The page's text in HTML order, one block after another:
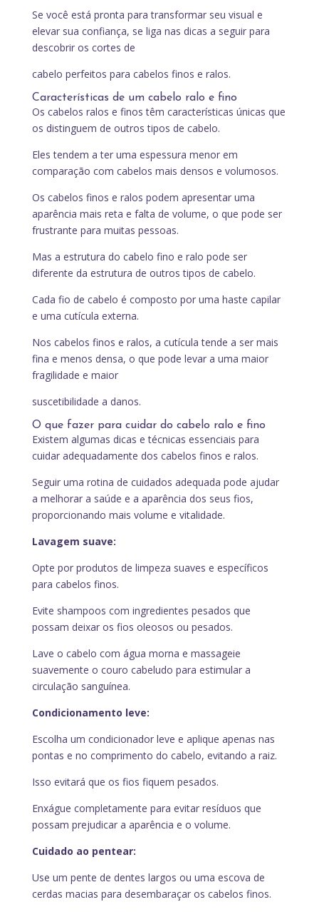
Se você está pronta para transformar seu visual e
elevar sua confiança, se liga nas dicas a seguir para
descobrir os cortes de
cabelo perfeitos para cabelos finos e ralos.
Características de um cabelo ralo e fino
Os cabelos ralos e finos têm características únicas que
os distinguem de outros tipos de cabelo.
Eles tendem a ter uma espessura menor em
comparação com cabelos mais densos e volumosos.
Os cabelos finos e ralos podem apresentar uma
aparência mais reta e falta de volume, o que pode ser
frustrante para muitas pessoas.
Mas a estrutura do cabelo fino e ralo pode ser
diferente da estrutura de outros tipos de cabelo.
Cada fio de cabelo é composto por uma haste capilar
e uma cutícula externa.
Nos cabelos finos e ralos, a cutícula tende a ser mais
fina e menos densa, o que pode levar a uma maior
fragilidade e maior
suscetibilidade a danos.
O que fazer para cuidar do cabelo ralo e fino
Existem algumas dicas e técnicas essenciais para
cuidar adequadamente dos cabelos finos e ralos.
Seguir uma rotina de cuidados adequada pode ajudar
a melhorar a saúde e a aparência dos seus fios,
proporcionando mais volume e vitalidade.
Lavagem suave:
Opte por produtos de limpeza suaves e específicos
para cabelos finos.
Evite shampoos com ingredientes pesados que
possam deixar os fios oleosos ou pesados.
Lave o cabelo com água morna e massageie
suavemente o couro cabeludo para estimular a
circulação sanguínea.
Condicionamento leve:
Escolha um condicionador leve e aplique apenas nas
pontas e no comprimento do cabelo, evitando a raiz.
Isso evitará que os fios fiquem pesados.
Enxágue completamente para evitar resíduos que
possam prejudicar a aparência e o volume.
Cuidado ao pentear:
Use um pente de dentes largos ou uma escova de
cerdas macias para desembaraçar os cabelos finos.